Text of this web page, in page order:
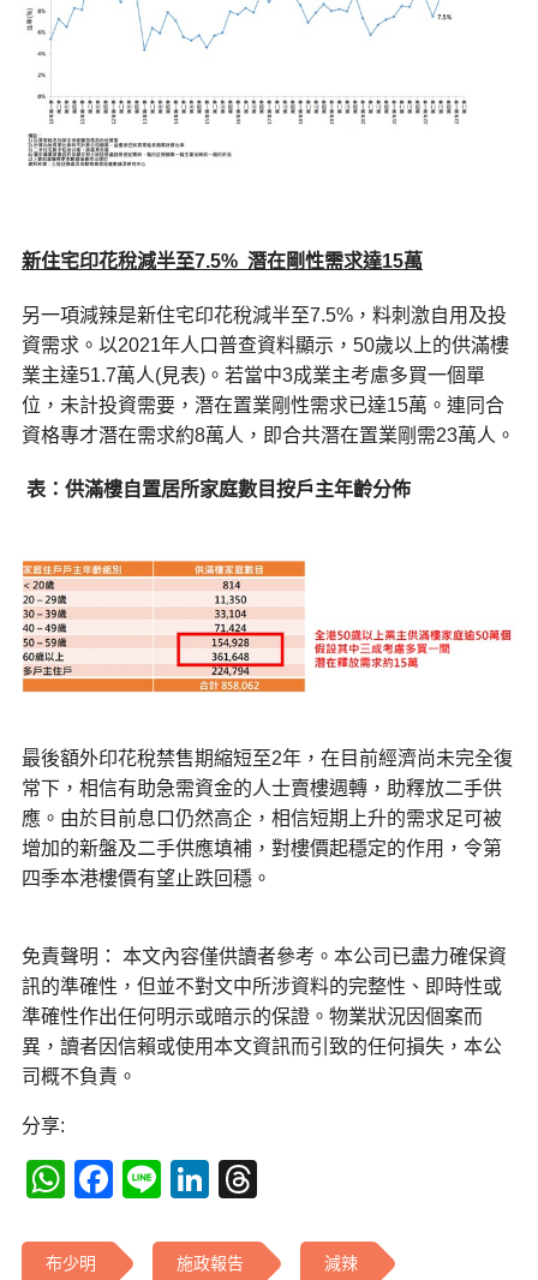
新住宅印花稅減半至7.5% 潛在剛性需求達15萬
另一項減辣是新住宅印花稅減半至7.5%，料刺激自用及投
資需求。以2021年人口普查資料顯示，50歲以上的供滿樓
業主達51.7萬人(見表)。若當中3成業主考慮多買一個單
位，未計投資需要，潛在置業剛性需求已達15萬。連同合
資格專才潛在需求約8萬人，即合共潛在置業剛需23萬人。
表：供滿樓自置居所家庭數目按戶主年齡分佈
最後額外印花稅禁售期縮短至2年，在目前經濟尚未完全復
常下，相信有助急需資金的人士賣樓週轉，助釋放二手供
應。由於目前息口仍然高企，相信短期上升的需求足可被
增加的新盤及二手供應填補，對樓價起穩定的作用，令第
四季本港樓價有望止跌回穩。
免責聲明： 本文內容僅供讀者參考。本公司已盡力確保資
訊的準確性，但並不對文中所涉資料的完整性、即時性或
準確性作出任何明示或暗示的保證。物業狀況因個案而
異，讀者因信賴或使用本文資訊而引致的任何損失，本公
司概不負責。
分享:
WhatsApp
Facebook
LineLinkedIn
布少明 施政報告 減辣